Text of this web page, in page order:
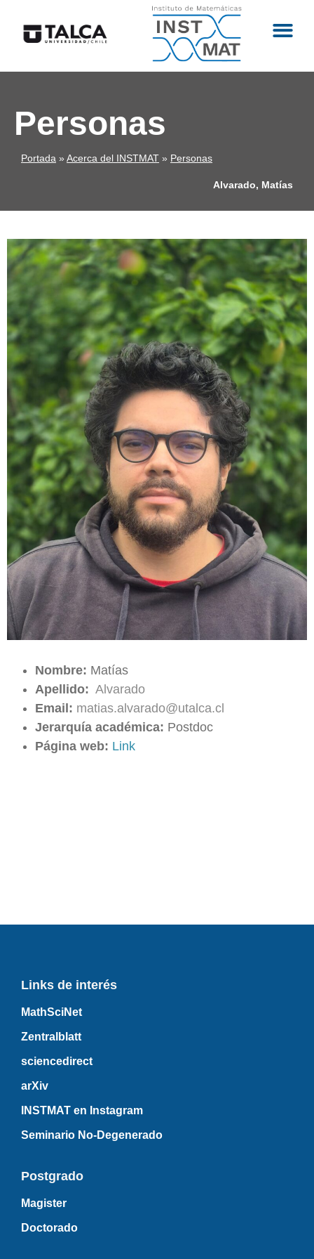
Personas
Portada » Acerca del INSTMAT » Personas
Alvarado, Matías
Nombre: Matías
Apellido: Alvarado
Email: matias.alvarado@utalca.cl
Jerarquía académica: Postdoc
Página web: Link
Links de interés
MathSciNet
Zentralblatt
sciencedirect
arXiv
INSTMAT en Instagram
Seminario No-Degenerado
Postgrado
Magister
Doctorado